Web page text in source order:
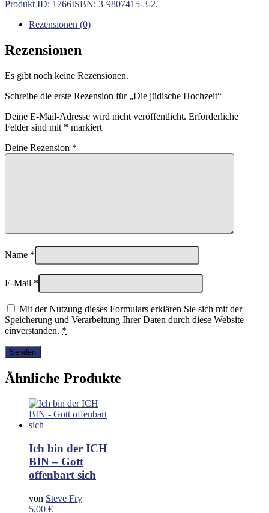
Produkt ID: 1766ISBN: 3-9807415-3-2.
Rezensionen (0)
Rezensionen
Es gibt noch keine Rezensionen.
Schreibe die erste Rezension für „Die jüdische Hochzeit“
Deine E-Mail-Adresse wird nicht veröffentlicht. Erforderliche
Felder sind mit * markiert
Deine Rezension *
Name *
E-Mail *
Mit der Nutzung dieses Formulars erklären Sie sich mit der
Speicherung und Verarbeitung Ihrer Daten durch diese Website
einverstanden. *
Ähnliche Produkte
Ich bin der ICH
BIN – Gott
offenbart sich
von Steve Fry
5,00 €